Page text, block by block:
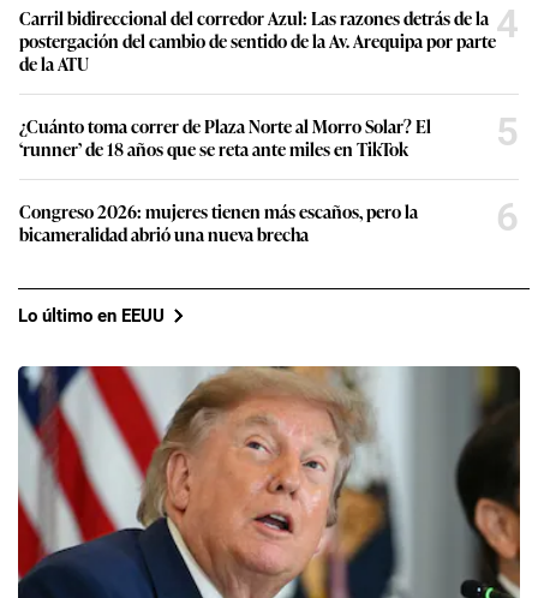
Carril bidireccional del corredor Azul: Las razones detrás de la
postergación del cambio de sentido de la Av. Arequipa por parte
de la ATU
4
¿Cuánto toma correr de Plaza Norte al Morro Solar? El
‘runner’ de 18 años que se reta ante miles en TikTok
5
Congreso 2026: mujeres tienen más escaños, pero la
bicameralidad abrió una nueva brecha
6
Lo último en EEUU